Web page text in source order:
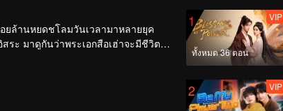
ยล้านหยดชโลมวันเวลามาหลายยุค
ระ มาดูกันว่าพระเอกสือเฮ่าจะมีชีวิตที่
1
ทั้งหมด 36 ตอน
VIP
2 VIP